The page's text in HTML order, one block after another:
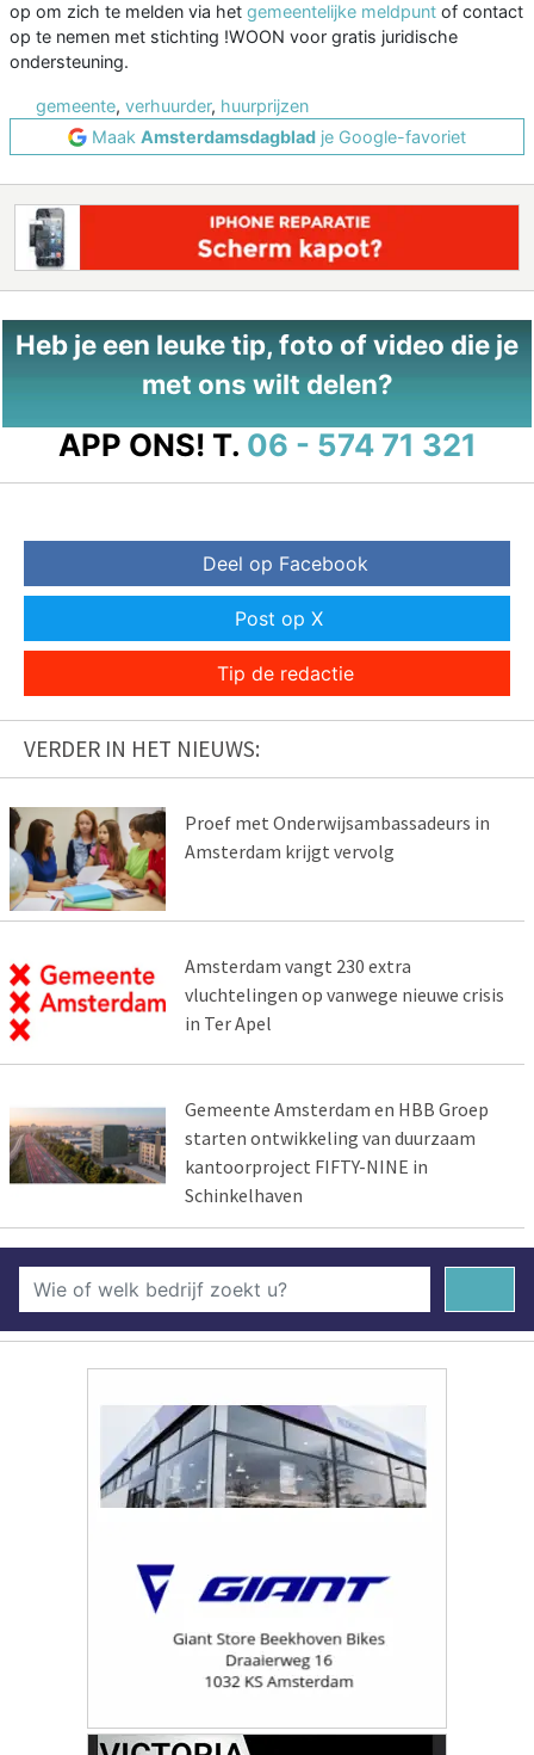
op om zich te melden via het gemeentelijke meldpunt of contact
op te nemen met stichting !WOON voor gratis juridische
ondersteuning.
gemeente, verhuurder, huurprijzen
Maak Amsterdamsdagblad je Google-favoriet
Heb je een leuke tip, foto of video die je
met ons wilt delen?
APP ONS! T. 06 - 574 71 321
Deel op Facebook
Post op X
Tip de redactie
VERDER IN HET NIEUWS:
Proef met Onderwijsambassadeurs in
Amsterdam krijgt vervolg
Amsterdam vangt 230 extra
vluchtelingen op vanwege nieuwe crisis
in Ter Apel
Gemeente Amsterdam en HBB Groep
starten ontwikkeling van duurzaam
kantoorproject FIFTY-NINE in
Schinkelhaven